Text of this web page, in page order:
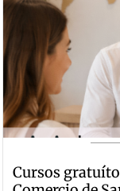
Cursos